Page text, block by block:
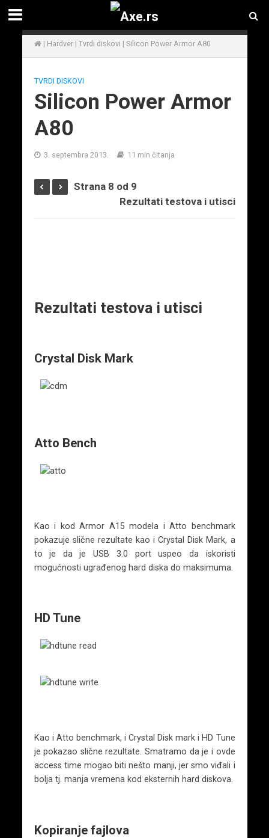
| Hardver| Tvrdi diskovi | Silicon Power Armor A80
TVRDI DISKOVI
Silicon Power Armor
A80
3. septembra 2013. 11 min čitanja
Strana 8 od 9
Rezultati testova i utisci
Rezultati testova i utisci
Crystal Disk Mark
Atto Bench
Kao i kod Armor A15 modela i Atto benchmark
pokazuje slične rezultate kao i Crystal Disk Mark, a
to je da je USB 3.0 port uspeo da iskoristi
mogućnosti ugrađenog hard diska do maksimuma.
HD Tune
Kao i Atto benchmark, i Crystal Disk mark i HD Tune
je pokazao slične rezultate. Smatramo da je i ovde
access time mogao biti nešto manji, jer smo viđali i
bolja tj. manja vremena kod eksternih hard diskova.
Kopiranje fajlova